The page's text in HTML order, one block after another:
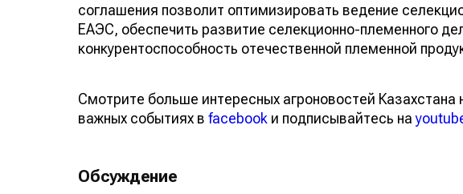
соглашения позволит оптимизировать ведение
ЕАЭС, обеспечить развитие селекционно-племенного
конкурентоспособность отечественной племенной
Смотрите больше интересных агроновостей Казахстана
важных событиях в facebook и подписывайтесь на
Обсуждение